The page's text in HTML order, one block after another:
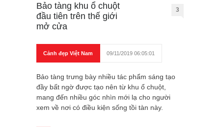
Bảo tàng khu ổ chuột
đầu tiên trên thế giới
mở cửa
3
Cảnh đẹp Việt Nam 09/11/2019 06:05:01
Bảo tàng trưng bày nhiều tác phẩm sáng tạo
đầy bất ngờ được tạo nên từ khu ổ chuột,
mang đến nhiều góc nhìn mới lạ cho người
xem về nơi có điều kiện sống tồi tàn này.